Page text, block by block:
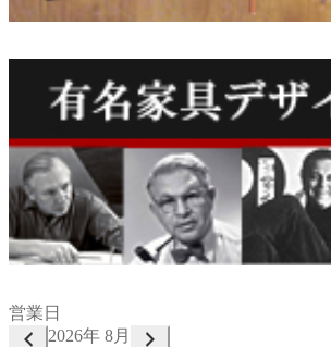
営業日
2026年 8月